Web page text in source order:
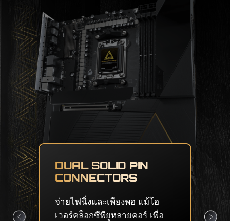
CORE BOOST & OC
ENGINE
ลายวงจรระดับพรีเมียมพร้อมชิป
กำเนิดสัญญาณนาฬิกาแยก